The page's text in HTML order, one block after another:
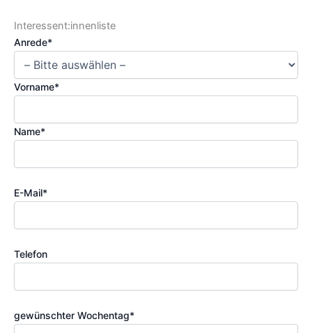
Interessent:innenliste
Anrede*
Vorname*
Name*
E-Mail*
Telefon
gewünschter Wochentag*